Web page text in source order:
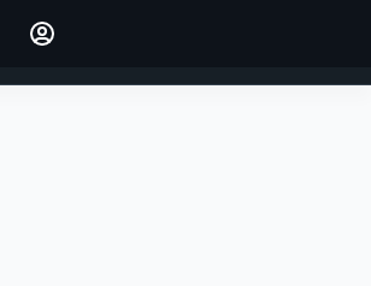
INICIAR SESIÓN